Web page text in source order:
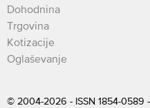
Dohodnina
Trgovina
Kotizacije
Oglaševanje
© 2004-2026 - ISSN 1854-0589